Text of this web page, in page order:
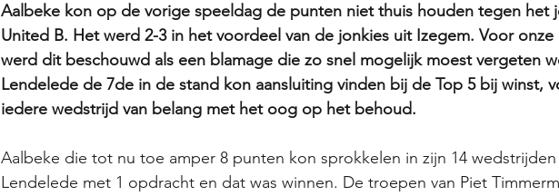
Aalbeke kon op de vorige speeldag de punten niet thuis houden tegen het
United B. Het werd 2-3 in het voordeel van de jonkies uit Izegem. Voor
werd dit beschouwd als een blamage die zo snel mogelijk moest vergeten
Lendelede de 7de in de stand kon aansluiting vinden bij de Top 5 bij winst,
iedere wedstrijd van belang met het oog op het behoud.
Aalbeke die tot nu toe amper 8 punten kon sprokkelen in zijn 14
Lendelede met 1 opdracht en dat was winnen. De troepen van Piet